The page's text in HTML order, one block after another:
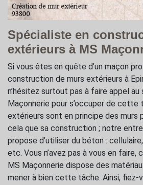
Spécialiste en
extérieurs à MS
Si vous êtes en quête d’un maçon
construction de murs extérieurs à
n’hésitez surtout pas à faire appel au
Maçonnerie pour s’occuper de cette
extérieurs sont en principe des murs
cela que sa construction ; notre
propose d’utiliser du béton :
etc. Vous n’avez pas à vous en faire,
MS Maçonnerie dispose des
mener à bien cette tâche. Ainsi, fiez-